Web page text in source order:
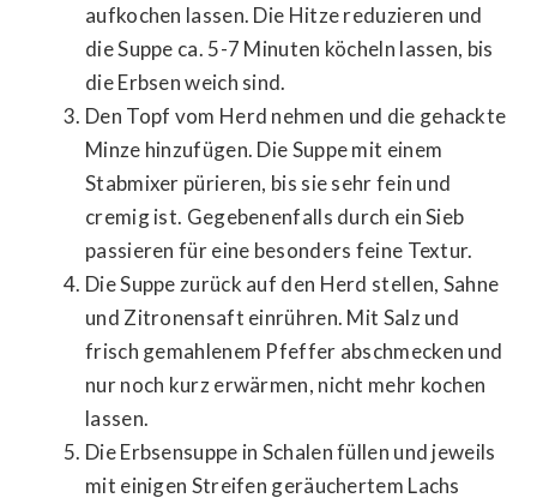
aufkochen lassen. Die Hitze reduzieren und
die Suppe ca. 5-7 Minuten köcheln lassen, bis
die Erbsen weich sind.
Den Topf vom Herd nehmen und die gehackte
Minze hinzufügen. Die Suppe mit einem
Stabmixer pürieren, bis sie sehr fein und
cremig ist. Gegebenenfalls durch ein Sieb
passieren für eine besonders feine Textur.
Die Suppe zurück auf den Herd stellen, Sahne
und Zitronensaft einrühren. Mit Salz und
frisch gemahlenem Pfeffer abschmecken und
nur noch kurz erwärmen, nicht mehr kochen
lassen.
Die Erbsensuppe in Schalen füllen und jeweils
mit einigen Streifen geräuchertem Lachs